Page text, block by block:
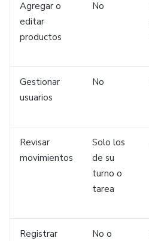
Agregar o
editar
productos
No
Gestionar
usuarios
No
Revisar
movimientos
Solo los
de su
turno o
tarea
Registrar
No o